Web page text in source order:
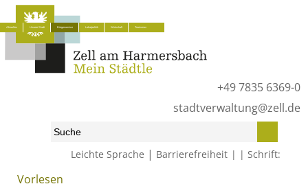
+49 7835 6369-0
stadtverwaltung@zell.de
Leichte Sprache | Barrierefreiheit Schrift:
Aktuelles Unsere Stadt Bürgerservice Lokalpolitik Wirtschaft Tourismus
Start» Bürgerservice »
Vorlesen